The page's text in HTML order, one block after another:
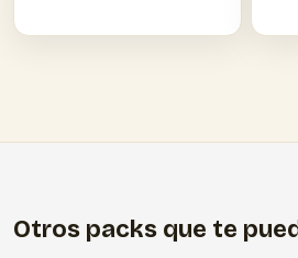
Otros packs que te